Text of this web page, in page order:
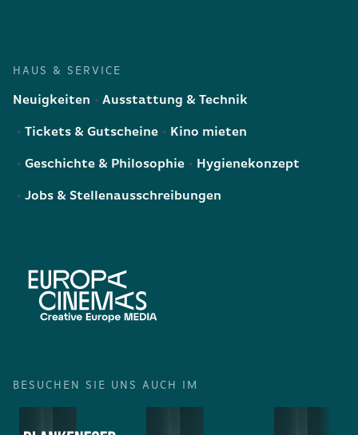
HAUS & SERVICE
Neuigkeiten Ausstattung & Technik
Tickets & Gutscheine Kino mieten
Geschichte & Philosophie Hygienekonzept
Jobs & Stellenausschreibungen
BESUCHEN SIE UNS AUCH IM